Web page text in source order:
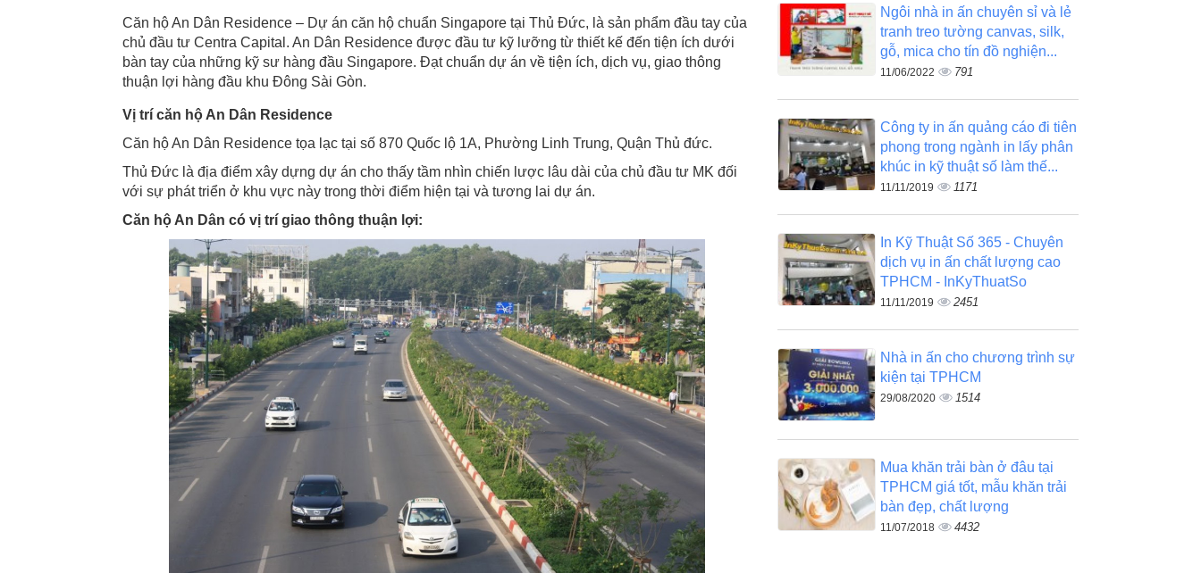
Căn hộ An Dân Residence – Dự án căn hộ chuẩn Singapore tại Thủ Đức, là sản phẩm đầu tay của
chủ đầu tư Centra Capital. An Dân Residence được đầu tư kỹ lưỡng từ thiết kế đến tiện ích dưới
bàn tay của những kỹ sư hàng đầu Singapore. Đạt chuẩn dự án về tiện ích, dịch vụ, giao thông
thuận lợi hàng đầu khu Đông Sài Gòn.
Vị trí căn hộ An Dân Residence
Căn hộ An Dân Residence tọa lạc tại số 870 Quốc lộ 1A, Phường Linh Trung, Quận Thủ đức.
Thủ Đức là địa điểm xây dựng dự án cho thấy tầm nhìn chiến lược lâu dài của chủ đầu tư MK đối
với sự phát triển ở khu vực này trong thời điểm hiện tại và tương lai dự án.
Căn hộ An Dân có vị trí giao thông thuận lợi:
Ngôi nhà in ấn chuyên sỉ và lẻ
tranh treo tường canvas, silk,
gỗ, mica cho tín đồ nghiện...
11/06/2022 791
Công ty in ấn quảng cáo đi tiên
phong trong ngành in lấy phân
khúc in kỹ thuật số làm thế...
11/11/2019 1171
In Kỹ Thuật Số 365 - Chuyên
dịch vụ in ấn chất lượng cao
TPHCM - InKyThuatSo
11/11/2019 2451
Nhà in ấn cho chương trình sự
kiện tại TPHCM
29/08/2020 1514
Mua khăn trải bàn ở đâu tại
TPHCM giá tốt, mẫu khăn trải
bàn đẹp, chất lượng
11/07/2018 4432